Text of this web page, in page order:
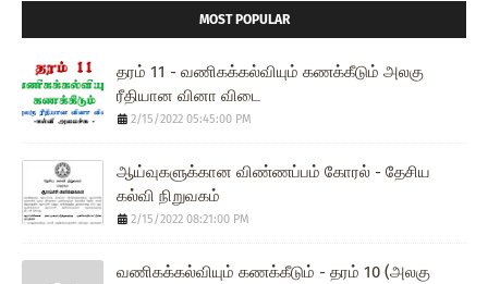
MOST POPULAR
தரம் 11 - வணிகக்கல்வியும் கணக்கீடும் அலகு
ரீதியான வினா விடை
2/15/2022 05:45:00 PM
ஆய்வுகளுக்கான விண்ணப்பம் கோரல் - தேசிய
கல்வி நிறுவகம்
2/15/2022 08:21:00 PM
வணிகக்கல்வியும் கணக்கீடும் - தரம் 10 (அலகு